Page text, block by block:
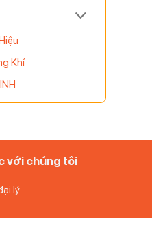
Khí
với chúng tôi
lý